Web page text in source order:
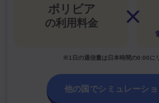
ボリビア
の利用料金
※1日の通信量は日本時間の0:00に
他の国でシミュレーシ